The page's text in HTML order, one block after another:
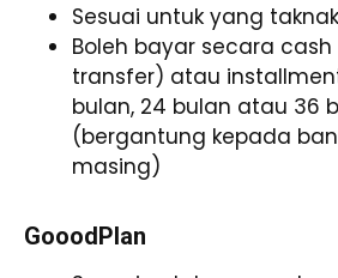
Sesuai untuk yang
Boleh bayar secara
transfer) atau
bulan, 24 bulan atau 36
(bergantung kepada
masing)
GooodPlan